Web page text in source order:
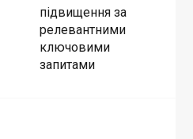
підвищення за
релевантними
ключовими
запитами